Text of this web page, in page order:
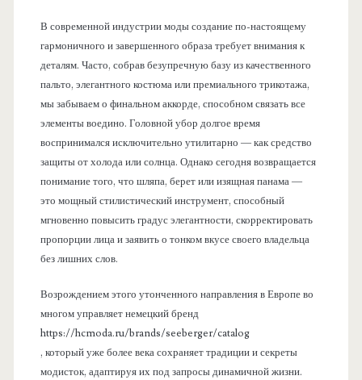
В современной индустрии моды создание по-настоящему
гармоничного и завершенного образа требует внимания к
деталям. Часто, собрав безупречную базу из качественного
пальто, элегантного костюма или премиального трикотажа,
мы забываем о финальном аккорде, способном связать все
элементы воедино. Головной убор долгое время
воспринимался исключительно утилитарно — как средство
защиты от холода или солнца. Однако сегодня возвращается
понимание того, что шляпа, берет или изящная панама —
это мощный стилистический инструмент, способный
мгновенно повысить градус элегантности, скорректировать
пропорции лица и заявить о тонком вкусе своего владельца
без лишних слов.
Возрождением этого утонченного направления в Европе во
многом управляет немецкий бренд
https://hcmoda.ru/brands/seeberger/catalog
, который уже более века сохраняет традиции и секреты
модисток, адаптируя их под запросы динамичной жизни.